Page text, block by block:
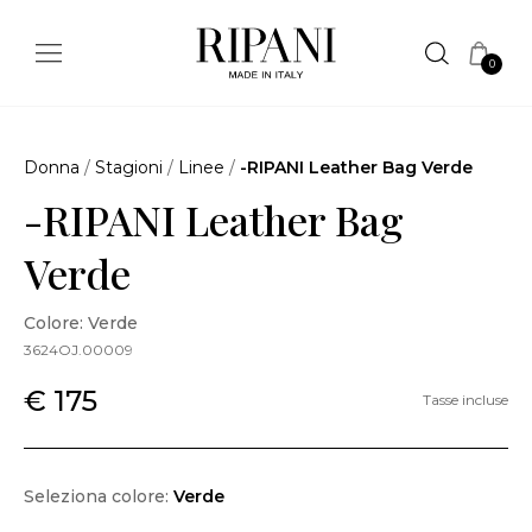
0
Donna / Stagioni / Linee / -RIPANI Leather Bag Verde
-RIPANI Leather Bag
Verde
Colore: Verde
3624OJ.00009
€ 175 Tasse incluse
Seleziona colore: Verde